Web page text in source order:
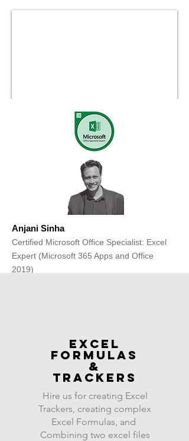
Anjani Sinha
Certified Microsoft Office Specialist: Excel
Expert (Microsoft 365 Apps and Office
2019)
Excel
FOrmulas
&
Trackers
Hire us for creating Excel
Trackers, creating complex
Excel Formulas, and
Combining two excel files